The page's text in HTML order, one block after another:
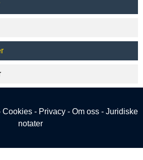
Cookies- Privacy- Om oss- Juridiske
notater